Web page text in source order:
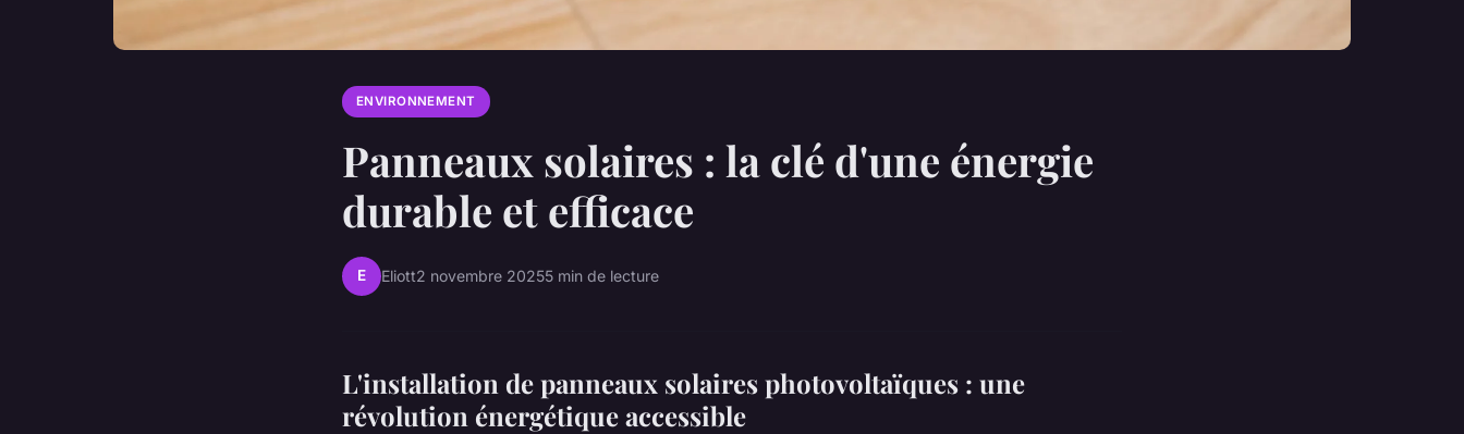
ENVIRONNEMENT
Panneaux solaires : la clé d'une énergie
durable et efficace
E Eliott2 novembre 20255 min de lecture
L'installation de panneaux solaires photovoltaïques : une
révolution énergétique accessible